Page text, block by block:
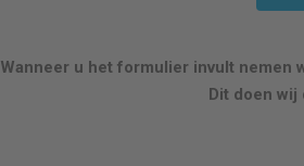
Wanneer u het formulier invult nemen
Dit doen